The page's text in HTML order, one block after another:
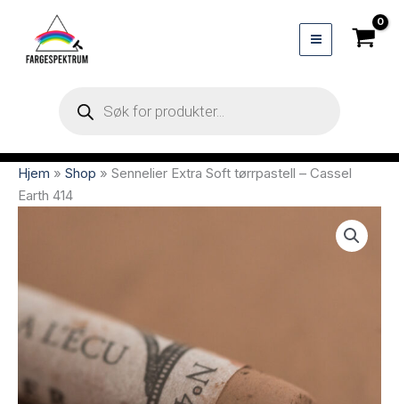
search
Hjem » Shop » Sennelier Extra Soft tørrpastell – Cassel
Earth 414